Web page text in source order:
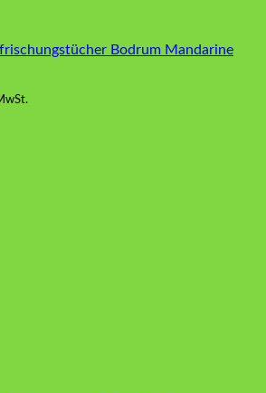
Bodrum Mandarine